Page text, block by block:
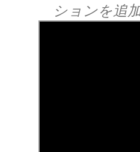
ションを追